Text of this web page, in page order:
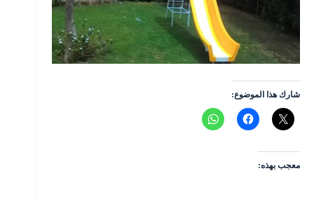
شارك هذا الموضوع:
معجب بهذه: